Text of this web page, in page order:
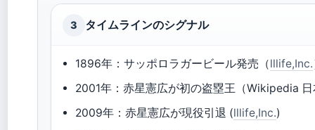
3 タイムラインのシグナル
1896年：サッポロラガービール発売（lllife,Inc.
2001年：赤星憲広が初の盗塁王（Wikipedia
2009年：赤星憲広が現役引退 (lllife,Inc.)